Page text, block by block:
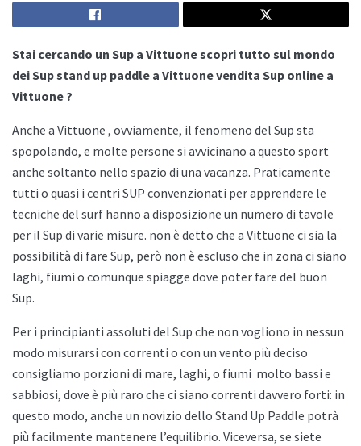
Stai cercando un Sup a Vittuone scopri tutto sul mondo
dei Sup stand up paddle a Vittuone vendita Sup online a
Vittuone ?
Anche a Vittuone , ovviamente, il fenomeno del Sup sta
spopolando, e molte persone si avvicinano a questo sport
anche soltanto nello spazio di una vacanza. Praticamente
tutti o quasi i centri SUP convenzionati per apprendere le
tecniche del surf hanno a disposizione un numero di tavole
per il Sup di varie misure. non è detto che a Vittuone ci sia la
possibilità di fare Sup, però non è escluso che in zona ci siano
laghi, fiumi o comunque spiagge dove poter fare del buon
Sup.
Per i principianti assoluti del Sup che non vogliono in nessun
modo misurarsi con correnti o con un vento più deciso
consigliamo porzioni di mare, laghi, o fiumi molto bassi e
sabbiosi, dove è più raro che ci siano correnti davvero forti: in
questo modo, anche un novizio dello Stand Up Paddle potrà
più facilmente mantenere l’equilibrio. Viceversa, se siete